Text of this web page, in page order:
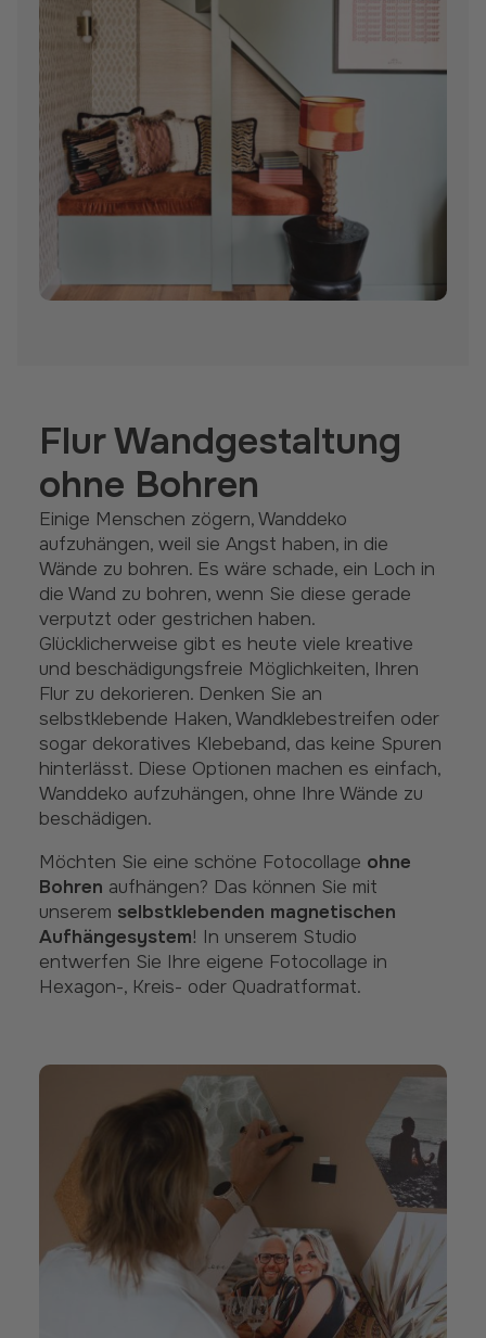
Flur Wandgestaltung
ohne Bohren
Einige Menschen zögern, Wanddeko
aufzuhängen, weil sie Angst haben, in die
Wände zu bohren. Es wäre schade, ein Loch in
die Wand zu bohren, wenn Sie diese gerade
verputzt oder gestrichen haben.
Glücklicherweise gibt es heute viele kreative
und beschädigungsfreie Möglichkeiten, Ihren
Flur zu dekorieren. Denken Sie an
selbstklebende Haken, Wandklebestreifen oder
sogar dekoratives Klebeband, das keine Spuren
hinterlässt. Diese Optionen machen es einfach,
Wanddeko aufzuhängen, ohne Ihre Wände zu
beschädigen.
Möchten Sie eine schöne Fotocollage ohne
Bohren aufhängen? Das können Sie mit
unserem selbstklebenden magnetischen
Aufhängesystem! In unserem Studio
entwerfen Sie Ihre eigene Fotocollage in
Hexagon-, Kreis- oder Quadratformat.